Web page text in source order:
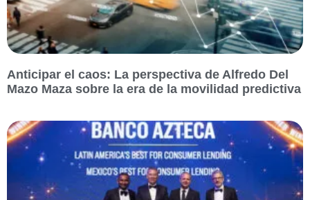
Anticipar el caos: La perspectiva de Alfredo Del
Mazo Maza sobre la era de la movilidad predictiva